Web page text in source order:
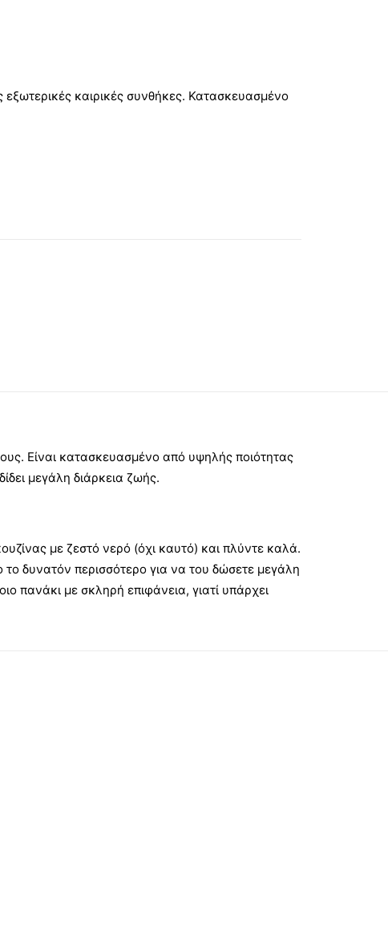
εξωτερικές καιρικές συνθήκες. Κατασκευασμένο
Είναι κατασκευασμένο από υψηλής ποιότητας
μεγάλη διάρκεια ζωής.
με ζεστό νερό (όχι καυτό) και πλύντε καλά.
δυνατόν περισσότερο για να του δώσετε μεγάλη
πανάκι με σκληρή επιφάνεια, γιατί υπάρχει